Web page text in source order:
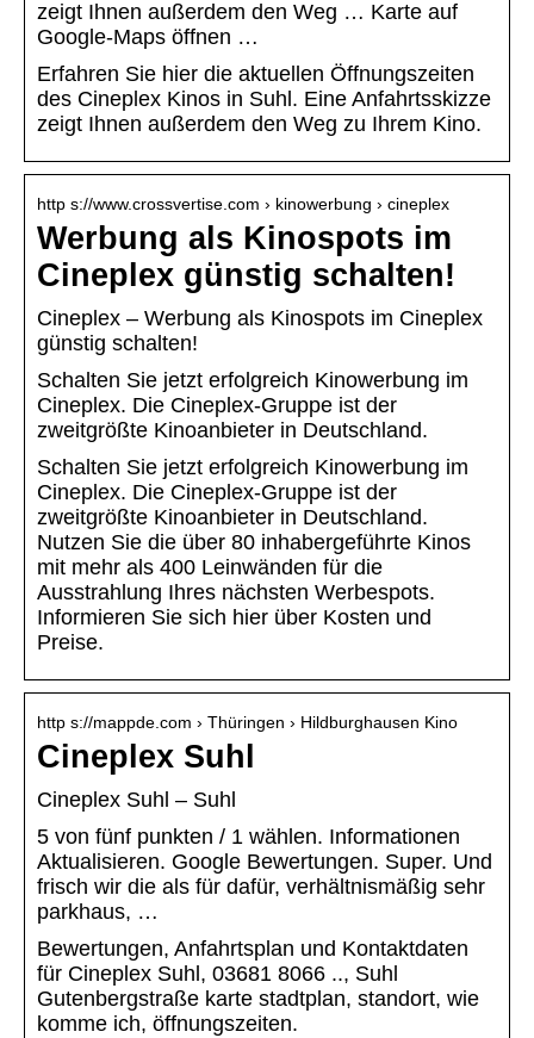
zeigt Ihnen außerdem den Weg … Karte auf
Google-Maps öffnen …
Erfahren Sie hier die aktuellen Öffnungszeiten
des Cineplex Kinos in Suhl. Eine Anfahrtsskizze
zeigt Ihnen außerdem den Weg zu Ihrem Kino.
http s://www.crossvertise.com › kinowerbung › cineplex
Werbung als Kinospots im
Cineplex günstig schalten!
Cineplex – Werbung als Kinospots im Cineplex
günstig schalten!
Schalten Sie jetzt erfolgreich Kinowerbung im
Cineplex. Die Cineplex-Gruppe ist der
zweitgrößte Kinoanbieter in Deutschland.
Schalten Sie jetzt erfolgreich Kinowerbung im
Cineplex. Die Cineplex-Gruppe ist der
zweitgrößte Kinoanbieter in Deutschland.
Nutzen Sie die über 80 inhabergeführte Kinos
mit mehr als 400 Leinwänden für die
Ausstrahlung Ihres nächsten Werbespots.
Informieren Sie sich hier über Kosten und
Preise.
http s://mappde.com › Thüringen › Hildburghausen Kino
Cineplex Suhl
Cineplex Suhl – Suhl
5 von fünf punkten / 1 wählen. Informationen
Aktualisieren. Google Bewertungen. Super. Und
frisch wir die als für dafür, verhältnismäßig sehr
parkhaus, …
Bewertungen, Anfahrtsplan und Kontaktdaten
für Cineplex Suhl, 03681 8066 .., Suhl
Gutenbergstraße karte stadtplan, standort, wie
komme ich, öffnungszeiten.